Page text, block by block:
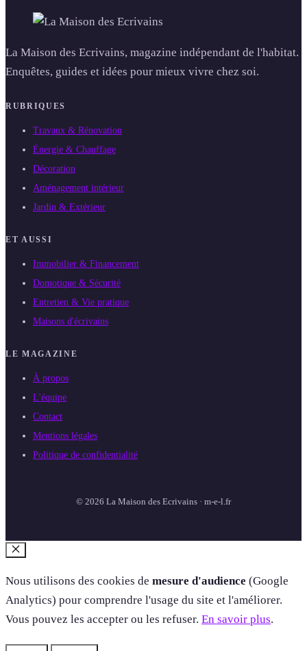
La Maison des Ecrivains, magazine indépendant de l'habitat.
Enquêtes, guides et idées pour mieux vivre chez soi.
RUBRIQUES
Travaux & Rénovation
Énergie & Chauffage
Décoration
Aménagement intérieur
Jardin & Extérieur
ET AUSSI
Immobilier & Financement
Domotique & Sécurité
Entretien & Vie pratique
Maisons d'écrivains
LE MAGAZINE
À propos
L'équipe
Contact
Mentions légales
Politique de confidentialité
© 2026 La Maison des Ecrivains · m-e-l.fr
Fermer
Nous utilisons des cookies de mesure d'audience (Google
Analytics) pour comprendre l'usage du site et l'améliorer.
Vous pouvez les accepter ou les refuser. En savoir plus.